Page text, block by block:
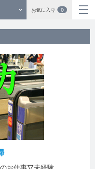
お気に入り 0
のお仕事▽未経験